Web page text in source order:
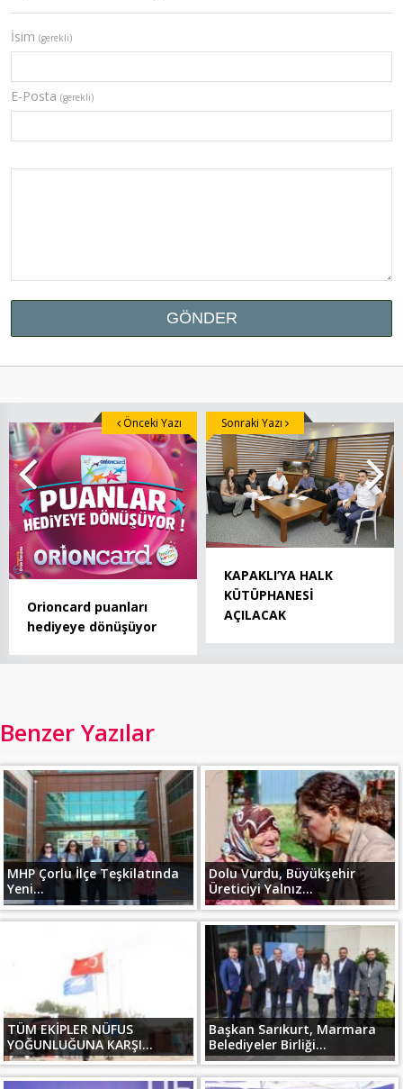
İsim (gerekli)
E-Posta (gerekli)
Orioncard puanları
hediyeye dönüşüyor
Önceki Yazı
KAPAKLI’YA HALK
KÜTÜPHANESİ
AÇILACAK
Sonraki Yazı
Benzer Yazılar
MHP Çorlu İlçe Teşkilatında
Yeni...
Dolu Vurdu, Büyükşehir
Üreticiyi Yalnız...
TÜM EKİPLER NÜFUS
YOĞUNLUĞUNA KARŞI...
Başkan Sarıkurt, Marmara
Belediyeler Birliği...